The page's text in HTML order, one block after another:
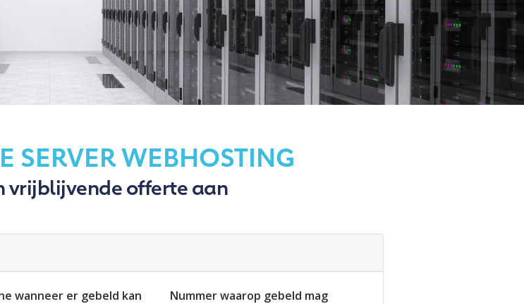
SERVER WEBHOSTING
vrijblijvende offerte aan
wanneer er gebeld kan
Nummer waarop gebeld mag